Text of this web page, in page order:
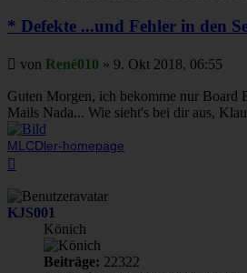
* Defekte ...und Fehler in den
Beitrag
von René010 » 9. Okt 2018, 06:55
Guten Morgen, ich bekomme nur Board
Mails Nada... Wie sieht's bei dir aus,
MLCDler-homepage
KJS001
Könich
Beiträge: 22322